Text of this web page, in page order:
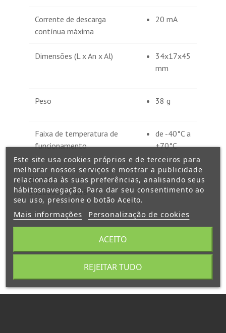
Corrente de descarga
contínua máxima
20 mA
Dimensões (L x An x Al)
34x17x45
mm
Peso 38 g
Faixa de temperatura de
funcionamento
de -40°C a
+70°C
EAN-13
5410853017158
Este site usa cookies próprios e de terceiros para
melhorar nossos serviços e mostrar a publicidade
relacionada às suas preferências, analisando seus
hábitosnavegação. Para dar seu consentimento ao
seu uso, pressione o botão Aceito.
Mais informações Personalização de cookies
REJEITAR TUDO
ACEITO